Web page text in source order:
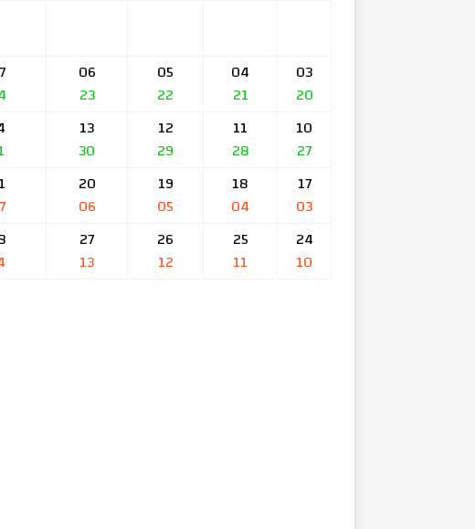
03
20
04
21
05
22
06
23
10
27
11
28
12
29
13
30
17
03
18
04
19
05
20
06
24
10
25
11
26
12
27
13